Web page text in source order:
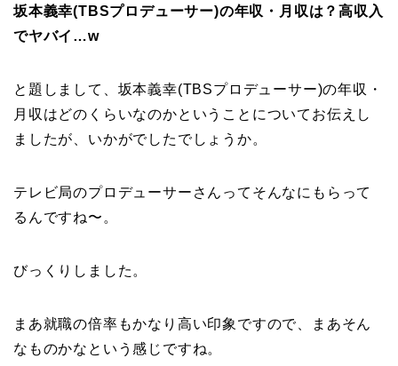
坂本義幸(TBSプロデューサー)の年収・月収は？高収入
でヤバイ…w
と題しまして、坂本義幸(TBSプロデューサー)の年収・
月収はどのくらいなのかということについてお伝えし
ましたが、いかがでしたでしょうか。
テレビ局のプロデューサーさんってそんなにもらって
るんですね〜。
びっくりしました。
まあ就職の倍率もかなり高い印象ですので、まあそん
なものかなという感じですね。